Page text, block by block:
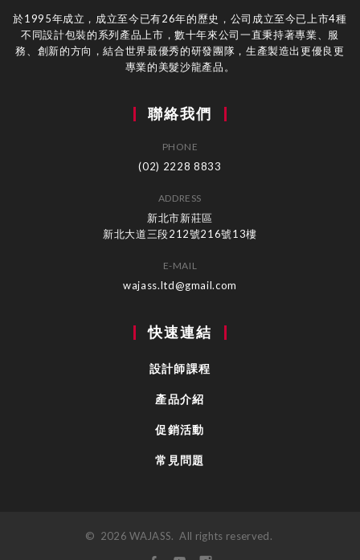
於1995年成立，成立至今已有26年的歷史，公司成立至今已上市4種
不同設計包裝的系列產品上市，數十年來公司一直秉持著專業、服
務、創新的方向，結合世界最優秀的研發團隊，生產製造出更優良更
專業的美髮沙龍產品。
聯絡我們
PHONE
(02) 2228 8833
ADDRESS
新北市新莊區
新北大道三段212號216號13樓
E-MAIL
wajass.ltd@gmail.com
快速連結
設計師課程
產品介紹
促銷活動
常見問題
© 2026 WAJASS. All rights reserved.